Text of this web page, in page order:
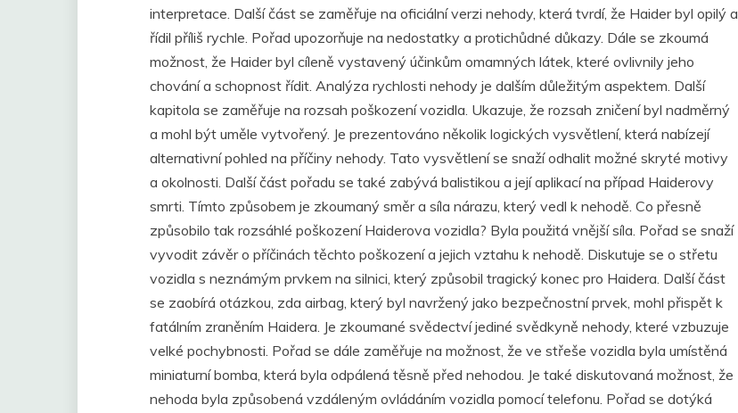
interpretace. Další část se zaměřuje na oficiální verzi nehody, která tvrdí, že Haider byl opilý a
řídil příliš rychle. Pořad upozorňuje na nedostatky a protichůdné důkazy. Dále se zkoumá
možnost, že Haider byl cíleně vystavený účinkům omamných látek, které ovlivnily jeho
chování a schopnost řídit. Analýza rychlosti nehody je dalším důležitým aspektem. Další
kapitola se zaměřuje na rozsah poškození vozidla. Ukazuje, že rozsah zničení byl nadměrný
a mohl být uměle vytvořený. Je prezentováno několik logických vysvětlení, která nabízejí
alternativní pohled na příčiny nehody. Tato vysvětlení se snaží odhalit možné skryté motivy
a okolnosti. Další část pořadu se také zabývá balistikou a její aplikací na případ Haiderovy
smrti. Tímto způsobem je zkoumaný směr a síla nárazu, který vedl k nehodě. Co přesně
způsobilo tak rozsáhlé poškození Haiderova vozidla? Byla použitá vnější síla. Pořad se snaží
vyvodit závěr o příčinách těchto poškození a jejich vztahu k nehodě. Diskutuje se o střetu
vozidla s neznámým prvkem na silnici, který způsobil tragický konec pro Haidera. Další část
se zaobírá otázkou, zda airbag, který byl navržený jako bezpečnostní prvek, mohl přispět k
fatálním zraněním Haidera. Je zkoumané svědectví jediné svědkyně nehody, které vzbuzuje
velké pochybnosti. Pořad se dále zaměřuje na možnost, že ve střeše vozidla byla umístěná
miniaturní bomba, která byla odpálená těsně před nehodou. Je také diskutovaná možnost, že
nehoda byla způsobená vzdáleným ovládáním vozidla pomocí telefonu. Pořad se dotýká